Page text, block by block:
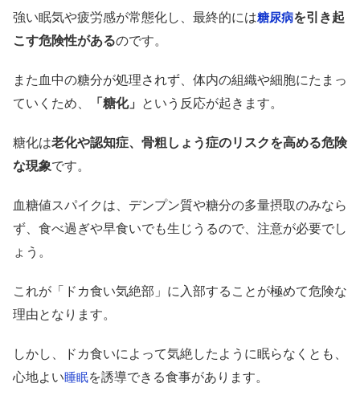
強い眠気や疲労感が常態化し、最終的には糖尿病を引き起
こす危険性があるのです。
また血中の糖分が処理されず、体内の組織や細胞にたまっ
ていくため、
「糖化」 という反応が起きます。
糖化は老化や認知症、骨粗しょう症のリスクを高める危険
な現象です。
血糖値スパイクは、デンプン質や糖分の多量摂取のみなら
ず、食べ過ぎや早食いでも生じうるので、注意が必要でし
ょう。
これが「ドカ食い気絶部」に入部することが極めて危険な
理由となります。
しかし、ドカ食いによって気絶したように眠らなくとも、
心地よい睡眠を誘導できる食事があります。